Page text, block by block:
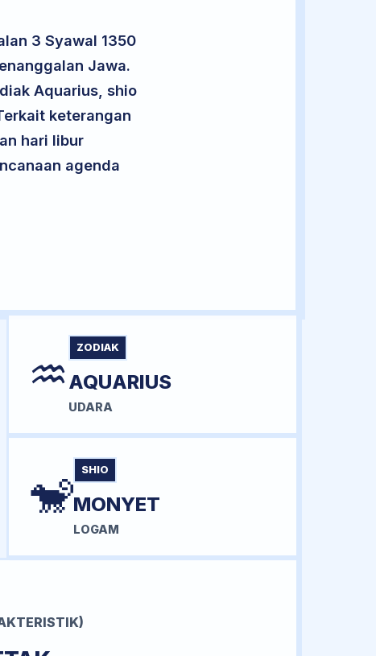
3 Syawal 1350
Jawa.
Aquarius, shio
keterangan
hari libur
agenda
♒ ZODIAK
AQUARIUS
UDARA
🐒 SHIO
MONYET
LOGAM